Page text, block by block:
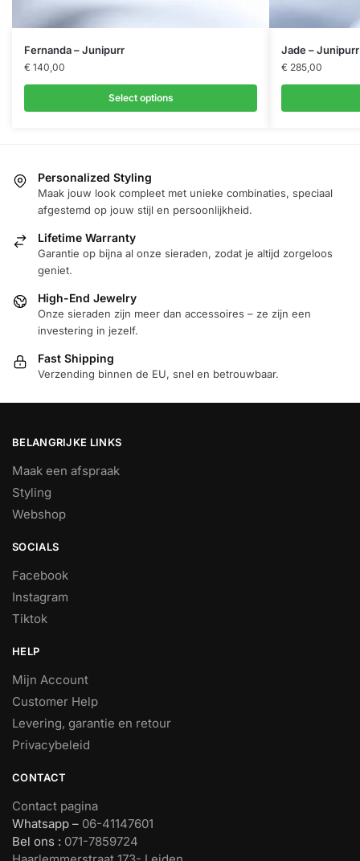
Fernanda – Junipurr
€ 140,00
Select options
Jade – Junipurr
€ 285,00
Personalized Styling
Maak jouw look compleet met unieke combinaties, speciaal
afgestemd op jouw stijl en persoonlijkheid.
Lifetime Warranty
Garantie op bijna al onze sieraden, zodat je altijd zorgeloos
geniet.
High-End Jewelry
Onze sieraden zijn meer dan accessoires – ze zijn een
investering in jezelf.
Fast Shipping
Verzending binnen de EU, snel en betrouwbaar.
BELANGRIJKE LINKS
Maak een afspraak
Styling
Webshop
SOCIALS
Facebook
Instagram
Tiktok
HELP
Mijn Account
Customer Help
Levering, garantie en retour
Privacybeleid
CONTACT
Contact pagina
Whatsapp – 06-41147601
Bel ons : 071-7859724